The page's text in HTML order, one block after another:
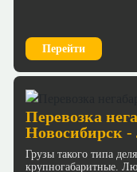
Перейти
Перевозка
Новосибирск
Грузы такого типа
крупногабаритные.